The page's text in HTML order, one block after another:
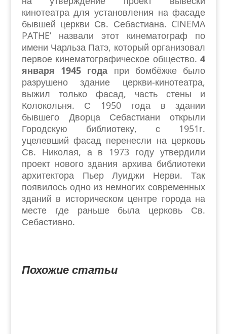
кинотеатра для установления на фасаде
бывшей церкви Св. Себастиана. CINEMA
PATHE’ назвали этот кинематограф по
имени Чарльза Патэ, который организовал
первое кинематографическое общество.4
января 1945 года при бомбёжке было
разрушено здание церкви-кинотеатра,
выжил только фасад, часть стены и
Колокольня. С 1950 года в здании
бывшего Дворца Себастиани открыли
Городскую библиотеку, с 1951г.
уцелевший фасад перенесли на церковь
Св. Николая, а в 1973 году утвердили
проект нового здания архива библиотеки
архитектора Пьер Луиджи Нерви. Так
появилось одно из немногих современных
зданий в историческом центре города на
месте где раньше была церковь Св.
Себастиано.
Похожие статьи